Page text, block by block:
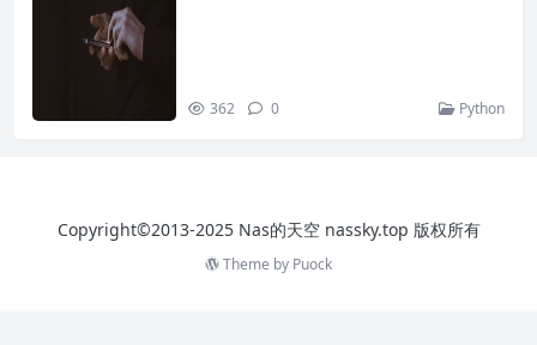
362 0 Python
Copyright©2013-2025 Nas的天空 nassky.top 版权所有
Theme by Puock